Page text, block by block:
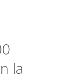
la